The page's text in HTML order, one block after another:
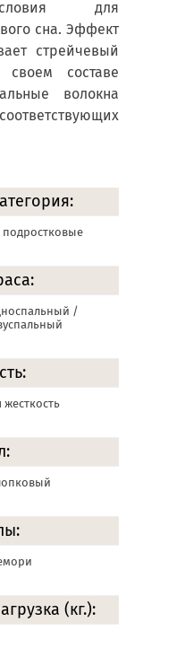
для
сна. Эффект
стрейчевый
составе
волокна
/
(кг.):